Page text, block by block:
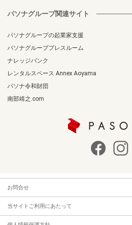
パソナグループ関連サイト
パソナグループの起業家支援
パソナグループプレスルーム
ナレッジバンク
レンタルスペース Annex Aoyama
パソナ令和財団
南部靖之.com
お問合せ
当サイトご利用にあたって